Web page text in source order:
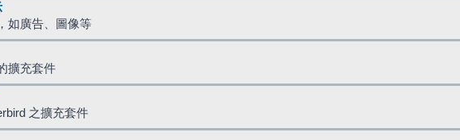
如廣告、圖像等
擴充套件
之擴充套件